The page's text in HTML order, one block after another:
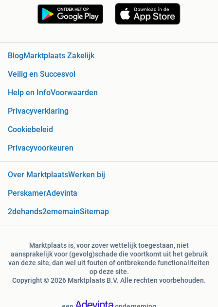
BlogMarktplaats Zakelijk
Veilig en Succesvol
Help en InfoVoorwaarden
Privacyverklaring
Cookiebeleid
Privacyvoorkeuren
Over MarktplaatsWerken bij
PerskamerAdevinta
2dehands2ememainSitemap
Marktplaats is, voor zover wettelijk toegestaan, niet
aansprakelijk voor (gevolg)schade die voortkomt uit het gebruik
van deze site, dan wel uit fouten of ontbrekende functionaliteiten
op deze site.
Copyright © 2026 Marktplaats B.V. Alle rechten voorbehouden.